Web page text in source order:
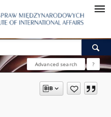
Advanced search ?